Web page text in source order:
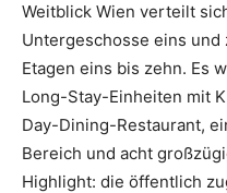
Weitblick Wien verteilt
Untergeschosse eins und
Etagen eins bis zehn. Es
Long-Stay-Einheiten mit
Day-Dining-Restaurant,
Bereich und acht
Highlight: die öffentlich